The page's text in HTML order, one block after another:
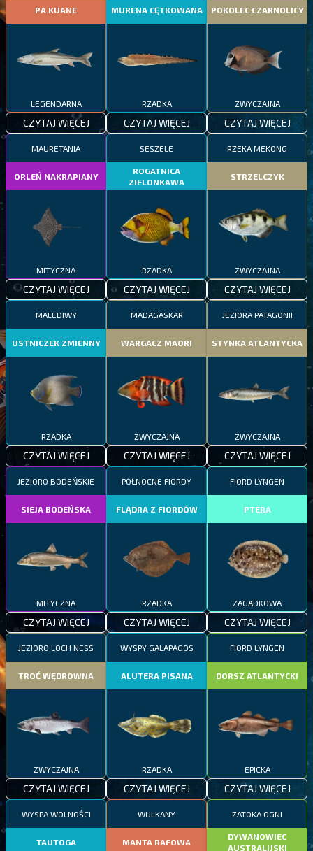
PA KUANE
LEGENDARNA
CZYTAJ WIĘCEJ
MURENA CĘTKOWANA
RZADKA
CZYTAJ WIĘCEJ
POKOLEC CZARNOLICY
ZWYCZAJNA
CZYTAJ WIĘCEJ
MAURETANIA
ORLEŃ NAKRAPIANY
MITYCZNA
CZYTAJ WIĘCEJ
SESZELE
ROGATNICA
ZIELONKAWA
RZADKA
CZYTAJ WIĘCEJ
RZEKA MEKONG
STRZELCZYK
ZWYCZAJNA
CZYTAJ WIĘCEJ
MALEDIWY
USTNICZEK ZMIENNY
RZADKA
CZYTAJ WIĘCEJ
MADAGASKAR
WARGACZ MAORI
ZWYCZAJNA
CZYTAJ WIĘCEJ
JEZIORA PATAGONII
STYNKA ATLANTYCKA
ZWYCZAJNA
CZYTAJ WIĘCEJ
JEZIORO BODEŃSKIE
SIEJA BODEŃSKA
MITYCZNA
CZYTAJ WIĘCEJ
PÓŁNOCNE FIORDY
FLĄDRA Z FIORDÓW
RZADKA
CZYTAJ WIĘCEJ
FIORD LYNGEN
PTERA
ZAGADKOWA
CZYTAJ WIĘCEJ
JEZIORO LOCH NESS
TROĆ WĘDROWNA
ZWYCZAJNA
CZYTAJ WIĘCEJ
WYSPY GALAPAGOS
ALUTERA PISANA
RZADKA
CZYTAJ WIĘCEJ
FIORD LYNGEN
DORSZ ATLANTYCKI
EPICKA
CZYTAJ WIĘCEJ
WYSPA WOLNOŚCI
TAUTOGA
WULKANY
MANTA RAFOWA
ZATOKA OGNI
DYWANOWIEC
AUSTRALIJSKI